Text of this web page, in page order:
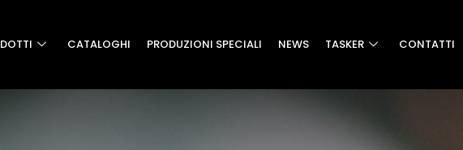
CATALOGHI PRODUZIONI SPECIALI NEWS TASKER CONTATTI